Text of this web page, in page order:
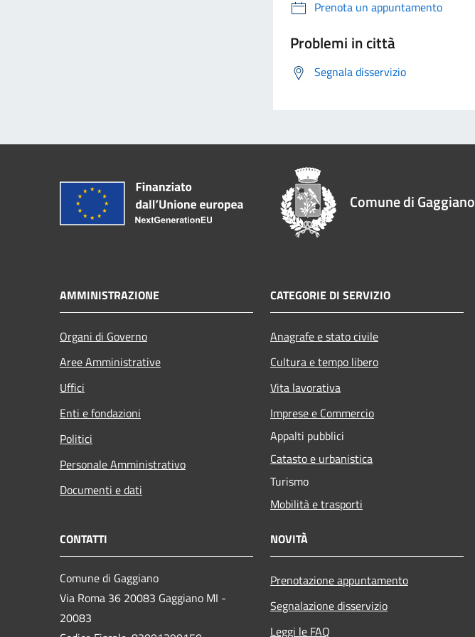
Prenota un appuntamento
Problemi in città
Segnala disservizio
Comune di Gaggiano
AMMINISTRAZIONE
Organi di Governo
Aree Amministrative
Uffici
Enti e fondazioni
Politici
Personale Amministrativo
Documenti e dati
CATEGORIE DI SERVIZIO
Anagrafe e stato civile
Cultura e tempo libero
Vita lavorativa
Imprese e Commercio
Appalti pubblici
Catasto e urbanistica
Turismo
Mobilità e trasporti
CONTATTI
Comune di Gaggiano
Via Roma 36 20083 Gaggiano MI -
20083
NOVITÀ
Prenotazione appuntamento
Segnalazione disservizio
Leggi le FAQ